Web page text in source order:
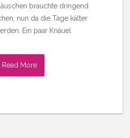
brauchte dringend
nun da die Tage kälter
Ein paar Knäuel
Read More